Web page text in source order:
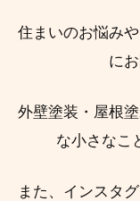
住まいのお悩み
に
外壁塗装・屋根
な小さなこ
また、インスタ